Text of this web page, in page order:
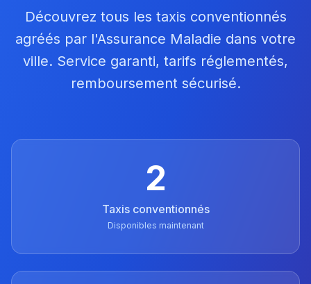
Découvrez tous les taxis conventionnés
agréés par l'Assurance Maladie dans votre
ville. Service garanti, tarifs réglementés,
remboursement sécurisé.
2
Taxis conventionnés
Disponibles maintenant